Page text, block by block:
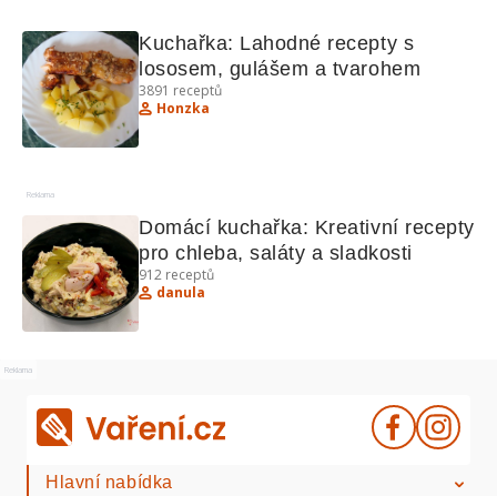
Kuchařka: Lahodné recepty s
lososem, gulášem a tvarohem
3891 receptů
Honzka
Reklama
Domácí kuchařka: Kreativní recepty
pro chleba, saláty a sladkosti
912 receptů
danula
Reklama
Hlavní nabídka